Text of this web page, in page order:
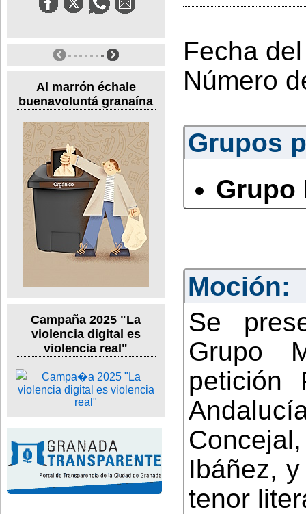
Al marrón échale
buenavoluntá granaína
Campaña 2025 "La
violencia digital es
violencia real"
Fecha
Número
Grupos
Grupo
Moción:
Se
Grupo
petición
Ibáñez,
tenor